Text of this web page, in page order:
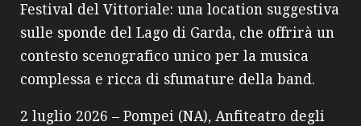
Festival del Vittoriale: una location suggestiva
sulle sponde del Lago di Garda, che offrirà un
contesto scenografico unico per la musica
complessa e ricca di sfumature della band.
2 luglio 2026 – Pompei (NA), Anfiteatro degli